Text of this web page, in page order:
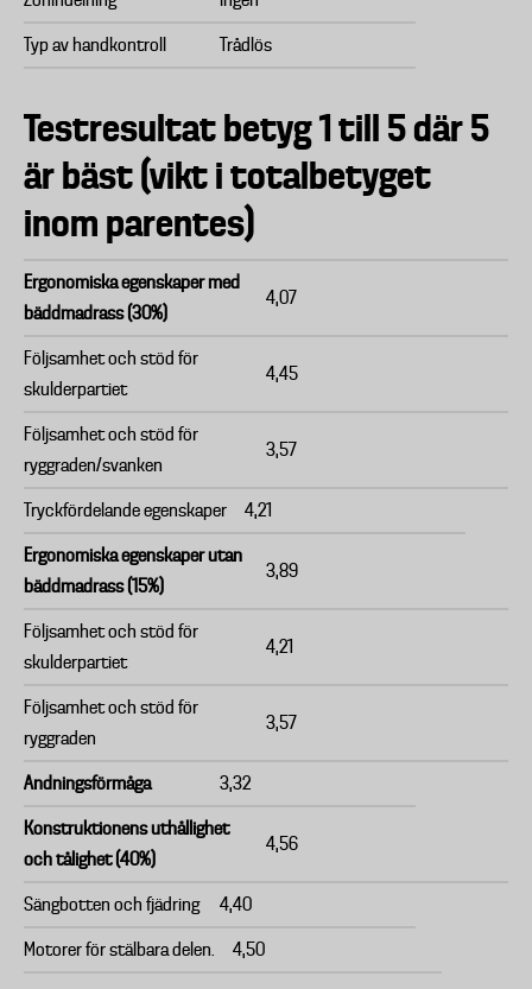
Typ av handkontroll Trådlös
Testresultat betyg 1 till 5 där 5
är bäst (vikt i totalbetyget
inom parentes)
Ergonomiska egenskaper med
bäddmadrass (30%)
4,07
Följsamhet och stöd för
skulderpartiet
4,45
Följsamhet och stöd för
ryggraden/svanken
3,57
Tryckfördelande egenskaper 4,21
Ergonomiska egenskaper utan
bäddmadrass (15%)
3,89
Följsamhet och stöd för
skulderpartiet
4,21
Följsamhet och stöd för
ryggraden
3,57
Andningsförmåga 3,32
Konstruktionens uthållighet
och tålighet (40%)
4,56
Sängbotten och fjädring 4,40
Motorer för stälbara delen. 4,50